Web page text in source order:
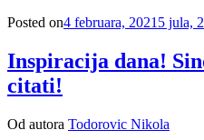
Posted on4 februara, 2021 5 jula,
Inspiracija dana!
citati!
Od autora Todorovic Nikola